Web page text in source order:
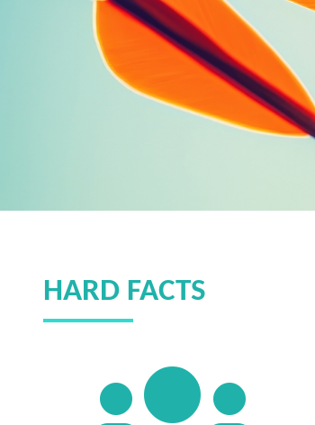
HARD FACTS